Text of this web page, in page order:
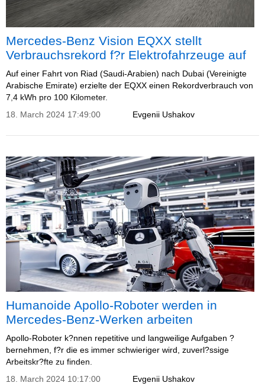
Mercedes-Benz Vision EQXX stellt
Verbrauchsrekord f?r Elektrofahrzeuge auf
Auf einer Fahrt von Riad (Saudi-Arabien) nach Dubai (Vereinigte
Arabische Emirate) erzielte der EQXX einen Rekordverbrauch von
7,4 kWh pro 100 Kilometer.
Evgenii Ushakov
18. March 2024 17:49:00
Humanoide Apollo-Roboter werden in
Mercedes-Benz-Werken arbeiten
Apollo-Roboter k?nnen repetitive und langweilige Aufgaben ?
bernehmen, f?r die es immer schwieriger wird, zuverl?ssige
Arbeitskr?fte zu finden.
Evgenii Ushakov
18. March 2024 10:17:00